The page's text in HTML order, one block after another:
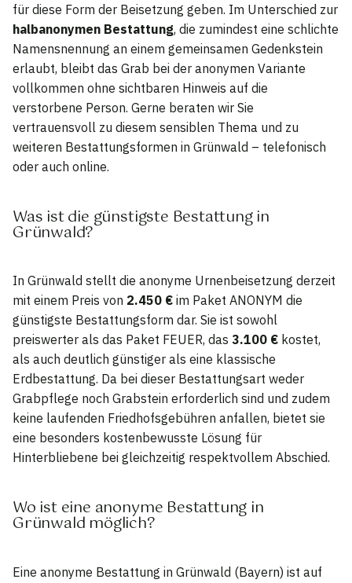
für diese Form der Beisetzung geben. Im Unterschied zur
halbanonymen Bestattung, die zumindest eine schlichte
Namensnennung an einem gemeinsamen Gedenkstein
erlaubt, bleibt das Grab bei der anonymen Variante
vollkommen ohne sichtbaren Hinweis auf die
verstorbene Person. Gerne beraten wir Sie
vertrauensvoll zu diesem sensiblen Thema und zu
weiteren Bestattungsformen in Grünwald – telefonisch
oder auch online.
Was ist die günstigste Bestattung in
Grünwald?
In Grünwald stellt die anonyme Urnenbeisetzung derzeit
mit einem Preis von 2.450 € im Paket ANONYM die
günstigste Bestattungsform dar. Sie ist sowohl
preiswerter als das Paket FEUER, das 3.100 € kostet,
als auch deutlich günstiger als eine klassische
Erdbestattung. Da bei dieser Bestattungsart weder
Grabpflege noch Grabstein erforderlich sind und zudem
keine laufenden Friedhofsgebühren anfallen, bietet sie
eine besonders kostenbewusste Lösung für
Hinterbliebene bei gleichzeitig respektvollem Abschied.
Wo ist eine anonyme Bestattung in
Grünwald möglich?
Eine anonyme Bestattung in Grünwald (Bayern) ist auf